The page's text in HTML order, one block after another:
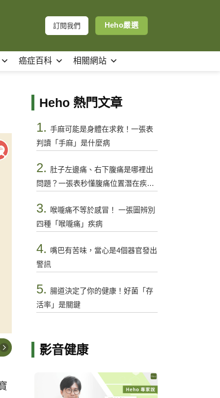
訂閱我們 Heho嚴選
癌症百科 相關網站
Heho 熱門文章
1. 手麻可能是身體在求救！一張表
判讀「手麻」是什麼病
2. 肚子左邊痛、右下腹痛是哪裡出
問題？一張表秒懂腹痛位置潛在疾病
3.
喉嚨痛不等於感冒！ 一張圖辨別
四種「喉嚨痛」疾病
4. 嘴巴有苦味，當心是4個器官發出
警訊
5. 腸道決定了你的健康！好菌「存
活率」是關鍵
影音健康